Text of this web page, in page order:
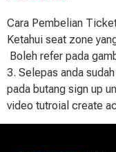
Cara Pembelian
Ketahui seat zone
Boleh refer pada
3. Selepas anda
pada butang sign up
video tutroial create